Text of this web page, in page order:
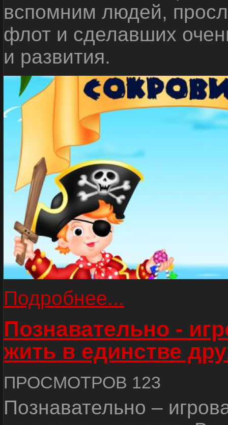
вспомним людей,
флот и сделавших
и развития.
Подробнее...
Познавательно -
жить в единстве
ПРОСМОТРОВ 123
Познавательно –